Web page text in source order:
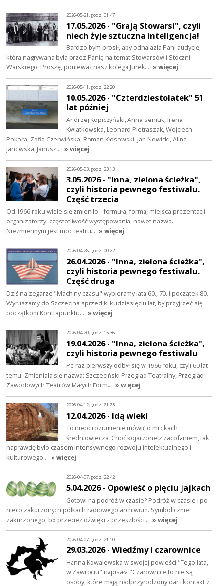
2026-05-21, godz. 01:47
17.05.2026 - "Grają Stowarsi", czyli
niech żyje sztuczna inteligencja!
Bardzo bym prosił, aby odnalazła Pani audycję,
która nagrywana była przez Panią na temat Stowarsów i Stoczni
Warskiego. Proszę, ponieważ nasz kolega Jurek… » więcej
2026-05-11, godz. 22:20
10.05.2026 - "Czterdziestolatek" 51
lat później
Andrzej Kopiczyński, Anna Seniuk, Irena
Kwiatkowska, Leonard Pietraszak, Wojciech
Pokora, Zofia Czerwińska, Roman Kłosowski, Jan Nowicki, Alina
Janowska, Janusz… » więcej
2026-05-03, godz. 23:13
3.05.2026 - "Inna, zielona ścieżka",
czyli historia pewnego festiwalu.
Część trzecia
Od 1966 roku wiele się zmieniło - formuła, forma, miejsca prezentacji.
organizatorzy, częstotliwość występowania, nawet nazwa.
Niezmiennym jest moc teatru… » więcej
2026-04-28, godz. 00:22
26.04.2026 - "Inna, zielona ścieżka",
czyli historia pewnego festiwalu.
Część druga
Dziś na zegarze "Machiny czasu" wybieramy lata 60., 70. i początek 80.
Wyruszamy do Szczecina sprzed kilkudziesięciu lat, by przyjrzeć się
początkom Kontrapunktu… » więcej
2026-04-20, godz. 15:36
19.04.2026 - "Inna, zielona ścieżka",
czyli historia pewnego festiwalu
Po raz pierwszy odbył się w 1966 roku, czyli 60 lat
temu. Zmieniała się nazwa: Szczeciński Przegląd Teatralny, Przegląd
Zawodowych Teatrów Małych Form… » więcej
2026-04-12, godz. 21:23
12.04.2026 - Idą wieki
To nieporozumienie mówić o mrokach
średniowiecza. Choć kojarzone z zacofaniem, tak
naprawdę było czasem intensywnego rozwoju intelektualnego i
kulturowego… » więcej
2026-04-07, godz. 22:42
5.04.2026 - Opowieść o pięciu jajkach
Gotowi na podróż w czasie? Podróż w czasie i po
nieco zakurzonych półkach radiowego archiwum. Symbolicznie
zakurzonego, bo przecież dźwięki z przeszłości… » więcej
2026-04-07, godz. 21:10
29.03.2026 - Wiedźmy i czarownice
Hanna Kowalewska w swojej powieści "Tego lata,
w Zawrociu" napisała "Czarownice to nie są
osoby, które mają nadprzyrodzony dar i kontakt z